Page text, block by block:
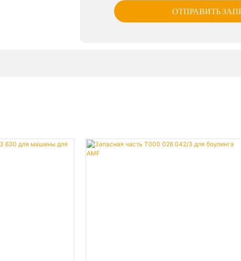
ОТПРАВИТЬ